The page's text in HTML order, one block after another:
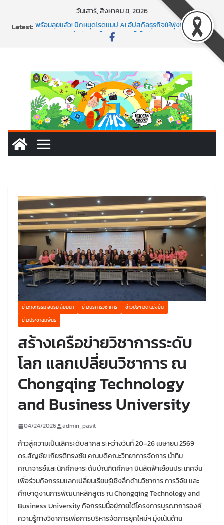
วันเสาร์, สิงหาคม 8, 2026
Latest:พร้อมลุยแล้ว! ปักหมุดโรดแมป AI อัปสกิลธุรกิจให้พุ่งทะยาน
พาธุรกิจท้องถิ่นสู่ตลาดโลก ด้วยเทคโนโลยี AI!
นอกจากเทคโนโลยีจะล้ำ หัวใจคนทำธุรกิจก็ต้องสตรอง!
ข่าวกิจกรรม อบรม สัมมนา ข่าวบริการวิชาการ
ข่าวประกวด แข่งขัน
ข่าวประชาสัมพันธ์
สร้างเครือข่ายวิชาการระดับ
โลก แลกเปลี่ยนวิชาการ ณ
Chongqing Technology
and Business University
04/24/2026 admin_pasit
ก้าวสู่ความเป็นเลิศระดับสากล ระหว่างวันที่ 20–26 เมษายน 2569
ดร.สัญชัย เกียรติทรงชัย คณบดีคณะวิทยาการจัดการ นำทีม
คณาจารย์และนักศึกษาระดับบัณฑิตศึกษา บินลัดฟ้าเยือนประเทศจีน
เพื่อร่วมกิจกรรมแลกเปลี่ยนเรียนรู้เชิงลึกด้านวิชาการ การวิจัย และ
ศึกษาดูงานการพัฒนาหลักสูตร ณ Chongqing Technology and
Business University กิจกรรมนี้อยู่ภายใต้โครงการบูรณาการองค์
ความรู้ทางวิชาการเพื่อการบริหารจัดการยุคใหม่ฯ มุ่งเน้นด้าน